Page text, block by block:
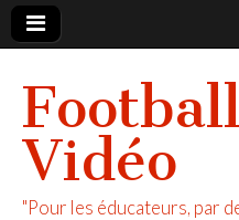
Vidéo
"Pour les éducateurs, par